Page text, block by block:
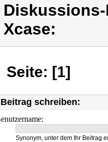
Xcase:
Seite: [1]
Beitrag schreiben:
Synonym, unter dem Ihr Beitrag